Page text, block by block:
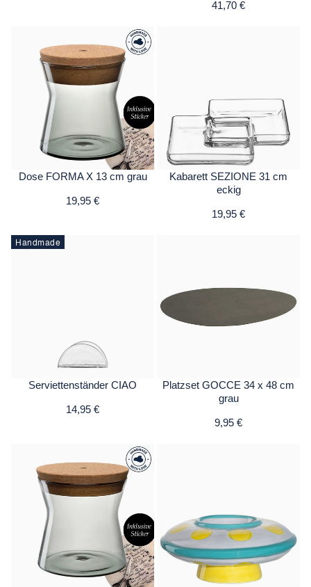
41,70 €
Dose FORMA X 13 cm grau
19,95 €
Kabarett SEZIONE 31 cm
eckig
19,95 €
Handmade
Serviettenständer CIAO
14,95 €
Platzset GOCCE 34 x 48 cm
grau
9,95 €